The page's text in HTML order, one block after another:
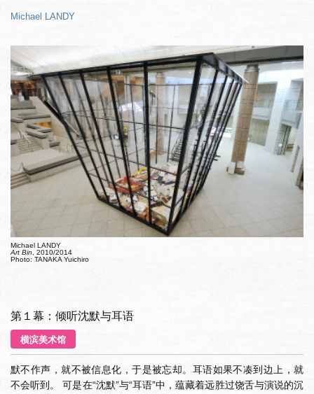
Michael LANDY
Michael LANDY
Art Bin, 2010/2014
Photo: TANAKA Yuichiro
第１幕：倾听沈默与耳语
横滨美术馆
默不作声，就不被信息化，于是被忘却。耳语如果不凑到边上，就
不会听到。 可是在“沈默”与“耳语”中，蕴藏着远胜过饶舌与演说的沉